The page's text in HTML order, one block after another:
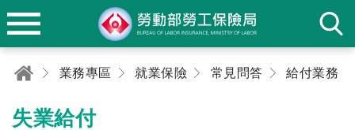
業務專區 就業保險 常見問答 給付業務
失業給付